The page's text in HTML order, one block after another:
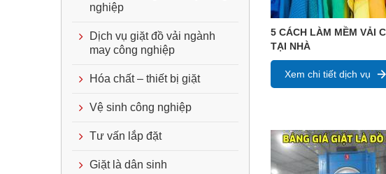
5 CÁCH LÀM MỀM VẢI
TẠI NHÀ
Xem chi tiết dịch vụ
nghiệp
Dịch vụ giặt đồ vải ngành
may công nghiệp
Hóa chất – thiết bị giặt
Vệ sinh công nghiệp
Tư vấn lắp đặt
Giặt là dân sinh